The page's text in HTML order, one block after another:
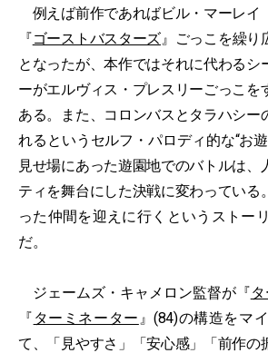
例えば前作であればビル・マーレイ
『ゴーストバスターズ』ごっこを繰り
となったが、本作ではそれに代わるシ
ーがエルヴィス・プレスリーごっこを
ある。また、コロンバスとタラハシー
れるというセルフ・パロディ的な“お
見せ場にあった遊園地でのバトルは、
ティを舞台にした決戦に変わっている
った仲間を迎えに行くというストー
だ。
ジェームズ・キャメロン監督が『
『 ターミネーター 』(84)の構造をマ
て、「見やすさ」「安心感」「前作の